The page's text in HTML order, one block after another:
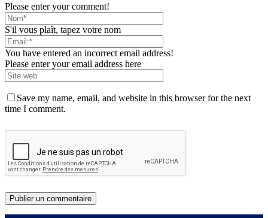
Please enter your comment!
S'il vous plaît, tapez votre nom
You have entered an incorrect email address!
Please enter your email address here
Save my name, email, and website in this browser for the next
time I comment.